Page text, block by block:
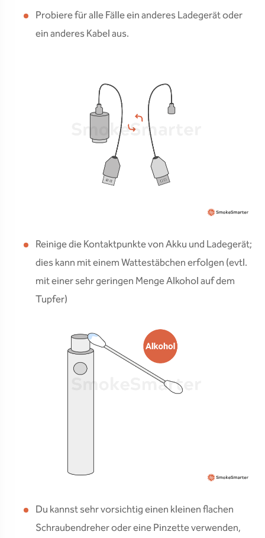
Probiere für alle Fälle ein anderes Ladegerät oder
ein anderes Kabel aus.
Reinige die Kontaktpunkte von Akku und Ladegerät;
dies kann mit einem Wattestäbchen erfolgen (evtl.
mit einer sehr geringen Menge Alkohol auf dem
Tupfer)
Du kannst sehr vorsichtig einen kleinen flachen
Schraubendreher oder eine Pinzette verwenden,